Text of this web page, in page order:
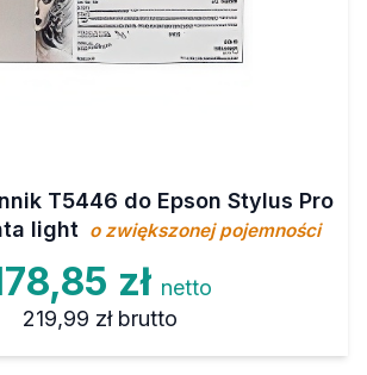
T5446 do Epson Stylus Pro
light o zwiększonej pojemności
zł netto
219,99 zł brutto